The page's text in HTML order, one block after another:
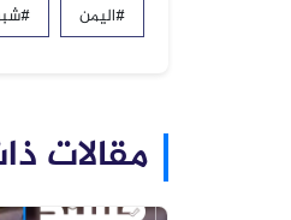
#اليمن
مقالات